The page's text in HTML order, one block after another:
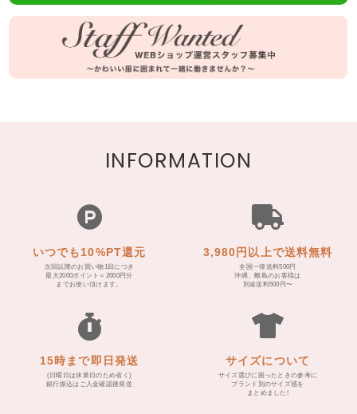
INFORMATION
いつでも10%PT還元
次回以降のお買い物1回につき
最大2000ポイント＝2000円分
までお使い頂けます。
3,980円以上で送料無料
全国一律送料500円
沖縄、離島のお客様は
別途送料500円〜
15時まで即日発送
(日曜日は休業日のため省く)
銀行振込はご入金確認後発送
サイズについて
サイズ選びに困ったときの参考に
ブランド別のサイズ感を
まとめました!